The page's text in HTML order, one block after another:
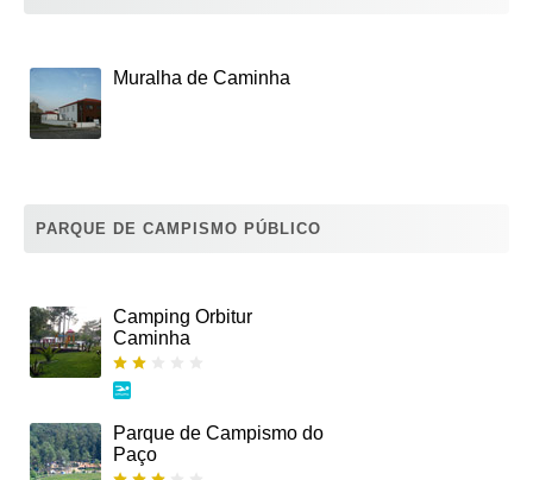
Muralha de Caminha
PARQUE DE CAMPISMO PÚBLICO
Camping Orbitur
Caminha
Parque de Campismo do
Paço